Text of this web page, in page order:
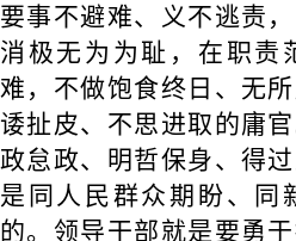
要事不避难、义不逃责
消极无为为耻，在职责
难，不做饱食终日、无
诿扯皮、不思进取的庸
政怠政、明哲保身、得
是同人民群众期盼、同
的。领导干部就是要勇